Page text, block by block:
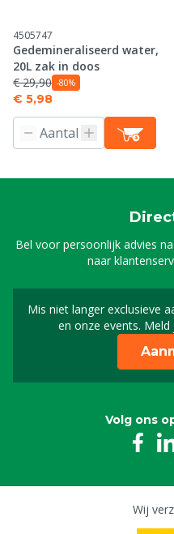
4505747
Gedemineraliseerd water,
20L zak in doos
€ 29,90 -80%
€ 5,98
Bel voor persoonlijk advies
naar
Mis niet langer exclusieve
en onze events.
Volg ons
Wij